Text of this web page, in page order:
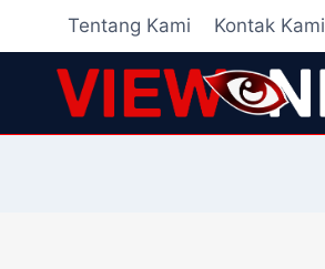
content
Tentang Kami Kontak Kami